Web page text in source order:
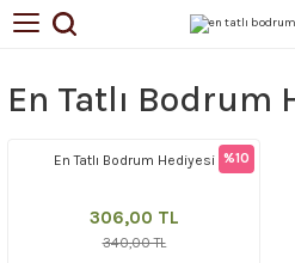
Geri Dön
Geri Dön
Yağı
En Tatlı Bodrum
%10
En Tatlı Bodrum Hediyesi
306,00 TL
340,00 TL